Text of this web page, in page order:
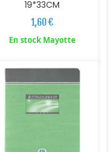
19*33CM
1,60 €
En stock Mayotte